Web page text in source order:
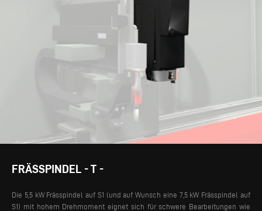
FRÄSSPINDEL - T -
Die 5,5 kW Frässpindel auf S1 (und auf Wunsch eine 7,5 kW Frässpindel auf
S1) mit hohem Drehmoment eignet sich für schwere Bearbeitungen wie